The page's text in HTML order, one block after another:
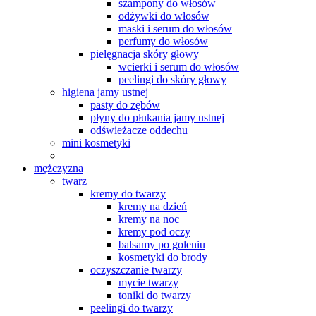
szampony do włosów
odżywki do włosów
maski i serum do włosów
perfumy do włosów
pielęgnacja skóry głowy
wcierki i serum do włosów
peelingi do skóry głowy
higiena jamy ustnej
pasty do zębów
płyny do płukania jamy ustnej
odświeżacze oddechu
mini kosmetyki
mężczyzna
twarz
kremy do twarzy
kremy na dzień
kremy na noc
kremy pod oczy
balsamy po goleniu
kosmetyki do brody
oczyszczanie twarzy
mycie twarzy
toniki do twarzy
peelingi do twarzy